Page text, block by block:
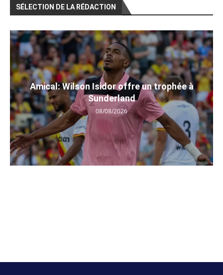
SÉLECTION DE LA RÉDACTION
Amical: Wilson Isidor offre un trophée à
Sunderland
08/08/2026